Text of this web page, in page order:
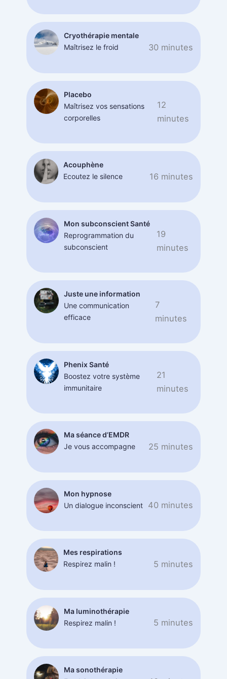
Cryothérapie mentale
Maîtrisez le froid
30 minutes
Placebo
Maîtrisez vos sensations
corporelles
12
minutes
Acouphène
Ecoutez le silence
16 minutes
Mon subconscient Santé
Reprogrammation du
subconscient
19
minutes
Juste une information
Une communication
efficace
7
minutes
Phenix Santé
Boostez votre système
immunitaire
21
minutes
Ma séance d’EMDR
Je vous accompagne
25 minutes
Mon hypnose
Un dialogue inconscient
40 minutes
Mes respirations
Respirez malin !
5 minutes
Ma luminothérapie
Respirez malin !
5 minutes
Ma sonothérapie